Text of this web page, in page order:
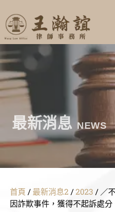
最新消息 NEWS
首頁 / 最新消息2 /2023 / ／
因詐欺事件，獲得不起訴處分